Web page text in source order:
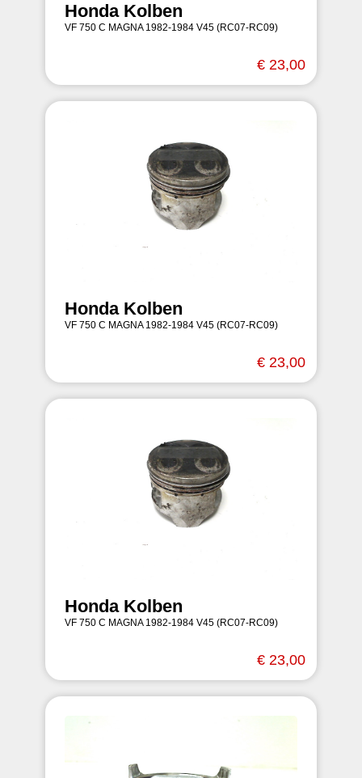
Honda Kolben
VF 750 C MAGNA 1982-1984 V45 (RC07-RC09)
€ 23,00
Honda Kolben
VF 750 C MAGNA 1982-1984 V45 (RC07-RC09)
€ 23,00
Honda Kolben
VF 750 C MAGNA 1982-1984 V45 (RC07-RC09)
€ 23,00